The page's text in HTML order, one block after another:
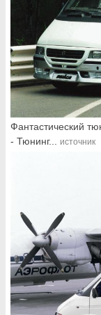
Фантастический
- Тюнинг...
источник